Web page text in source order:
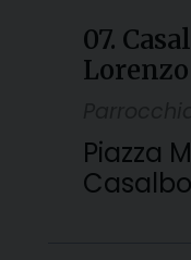
07.
Lorenzo
Piazza